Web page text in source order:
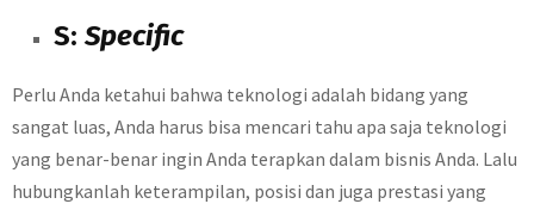
S:Specific
Perlu Anda ketahui bahwa teknologi adalah bidang yang
sangat luas, Anda harus bisa mencari tahu apa saja teknologi
yang benar-benar ingin Anda terapkan dalam bisnis Anda. Lalu
hubungkanlah keterampilan, posisi dan juga prestasi yang